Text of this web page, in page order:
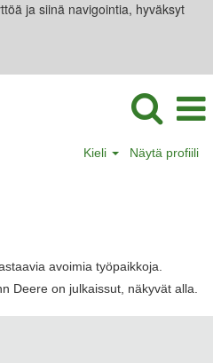
ja siinä navigointia, hyväksyt
Kieli Näytä profiili
avoimia työpaikkoja.
Deere on julkaissut, näkyvät alla.